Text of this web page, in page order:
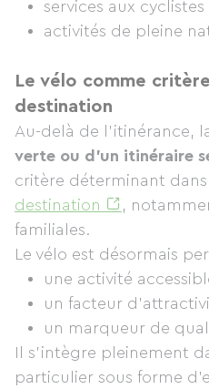
services aux cyclistes
activités de pleine
Le vélo comme
destination
Au-delà de l’itinérance,
verte ou d’un itinéraire
critère déterminant dans
destination
,
familiales.
Le vélo est désormais
une activité
un facteur
un marqueur de
Il s’intègre pleinement
particulier sous forme